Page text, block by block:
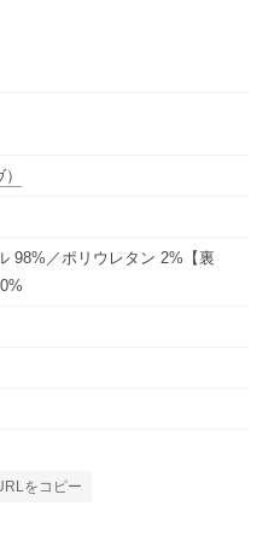
98%／ポリウレタン 2%【裏
をコピー